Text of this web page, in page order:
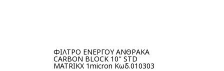
ΦΙΛΤΡΟ ΕΝΕΡΓΟΥ ΑΝΘΡΑΚΑ
CARBON BLOCK 10'' STD
MATRIKX 1micron Κωδ.010303